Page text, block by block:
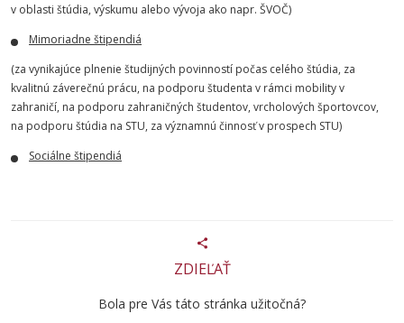
v oblasti štúdia, výskumu alebo vývoja ako napr. ŠVOČ)
Mimoriadne štipendiá
(za vynikajúce plnenie študijných povinností počas celého štúdia, za
kvalitnú záverečnú prácu, na podporu študenta v rámci mobility v
zahraničí, na podporu zahraničných študentov, vrcholových športovcov,
na podporu štúdia na STU, za významnú činnosť v prospech STU)
Sociálne štipendiá
ZDIEĽAŤ
Bola pre Vás táto stránka užitočná?